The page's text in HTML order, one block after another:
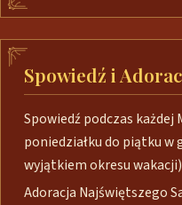
Spowiedź i
Spowiedź podczas każdej
poniedziałku do piątku w
wyjątkiem okresu
Adoracja Najświętszego